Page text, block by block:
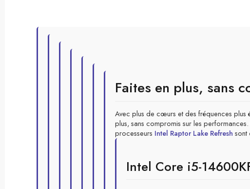
Faites en plus, sans
Avec plus de cœurs et des fréquences plus
plus, sans compromis sur les
processeurs Intel Raptor Lake Refresh sont
Intel Core i5-